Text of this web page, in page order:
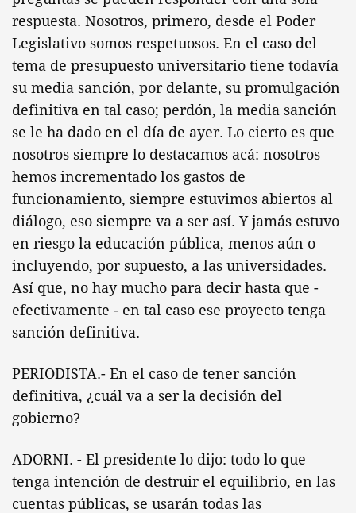
respuesta. Nosotros, primero, desde el Poder
Legislativo somos respetuosos. En el caso del
tema de presupuesto universitario tiene todavía
su media sanción, por delante, su promulgación
definitiva en tal caso; perdón, la media sanción
se le ha dado en el día de ayer. Lo cierto es que
nosotros siempre lo destacamos acá: nosotros
hemos incrementado los gastos de
funcionamiento, siempre estuvimos abiertos al
diálogo, eso siempre va a ser así. Y jamás estuvo
en riesgo la educación pública, menos aún o
incluyendo, por supuesto, a las universidades.
Así que, no hay mucho para decir hasta que -
efectivamente - en tal caso ese proyecto tenga
sanción definitiva.
PERIODISTA.- En el caso de tener sanción
definitiva, ¿cuál va a ser la decisión del
gobierno?
ADORNI. - El presidente lo dijo: todo lo que
tenga intención de destruir el equilibrio, en las
cuentas públicas, se usarán todas las